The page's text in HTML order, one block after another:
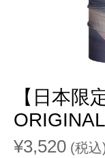
【日本限
¥3,520 (税込